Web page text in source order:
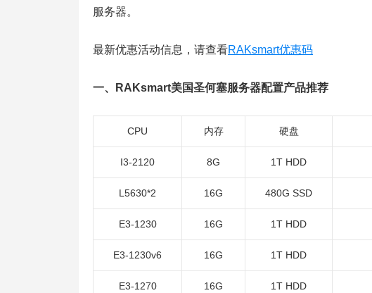
服务器。
最新优惠活动信息，请查看RAKsmart优惠码
一、RAKsmart美国圣何塞服务器配置产品推荐
CPU 内存 硬盘
I3-2120 8G 1T HDD
L5630*2 16G 480G SSD
E3-1230 16G 1T HDD
E3-1230v6 16G 1T HDD
E3-1270 16G 1T HDD